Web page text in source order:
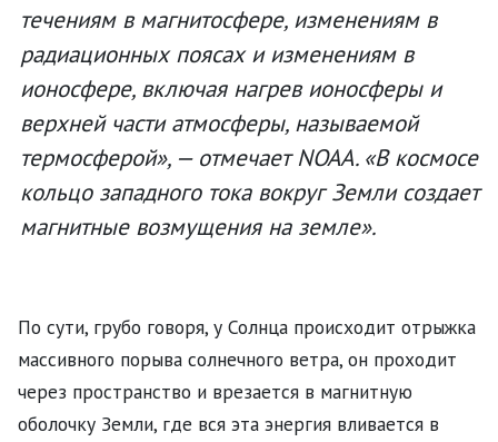
течениям в магнитосфере, изменениям в
радиационных поясах и изменениям в
ионосфере, включая нагрев ионосферы и
верхней части атмосферы, называемой
термосферой», — отмечает NOAA. «В космосе
кольцо западного тока вокруг Земли создает
магнитные возмущения на земле».
По сути, грубо говоря, у Солнца происходит отрыжка
массивного порыва солнечного ветра, он проходит
через пространство и врезается в магнитную
оболочку Земли, где вся эта энергия вливается в